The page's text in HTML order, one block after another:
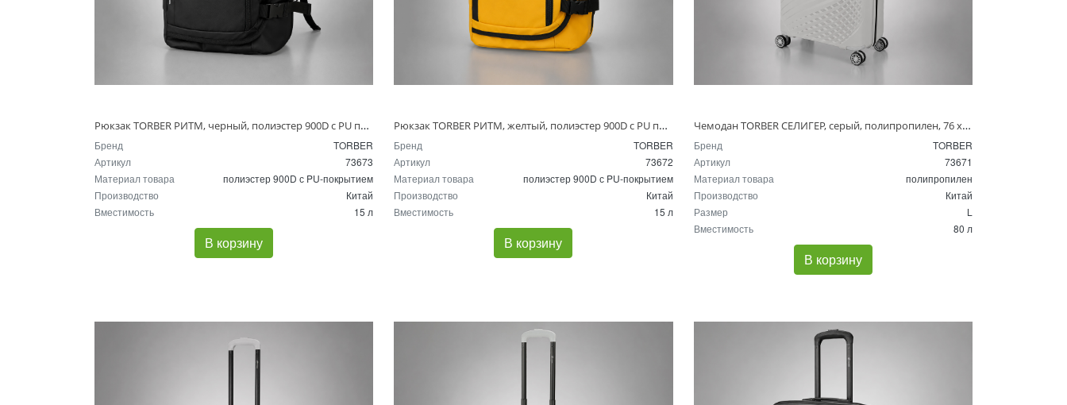
Рюкзак TORBER РИТМ, черный, полиэстер 900D с PU покрытием, 27 х 16 х 36 см, 15 л
Бренд
TORBER
Артикул
73673
Материал товара
полиэстер 900D с PU-покрытием
Производство
Китай
Вместимость
15 л
В корзину
Рюкзак TORBER РИТМ, желтый, полиэстер 900D с PU покрытием, 27 х 16 х 36 см, 15 л
Бренд
TORBER
Артикул
73672
Материал товара
полиэстер 900D с PU-покрытием
Производство
Китай
Вместимость
15 л
В корзину
Чемодан TORBER СЕЛИГЕР, серый, полипропилен, 76 х 52 х 29 см, 80 л
Бренд
TORBER
Артикул
73671
Материал товара
полипропилен
Производство
Китай
Размер
L
Вместимость
80 л
В корзину